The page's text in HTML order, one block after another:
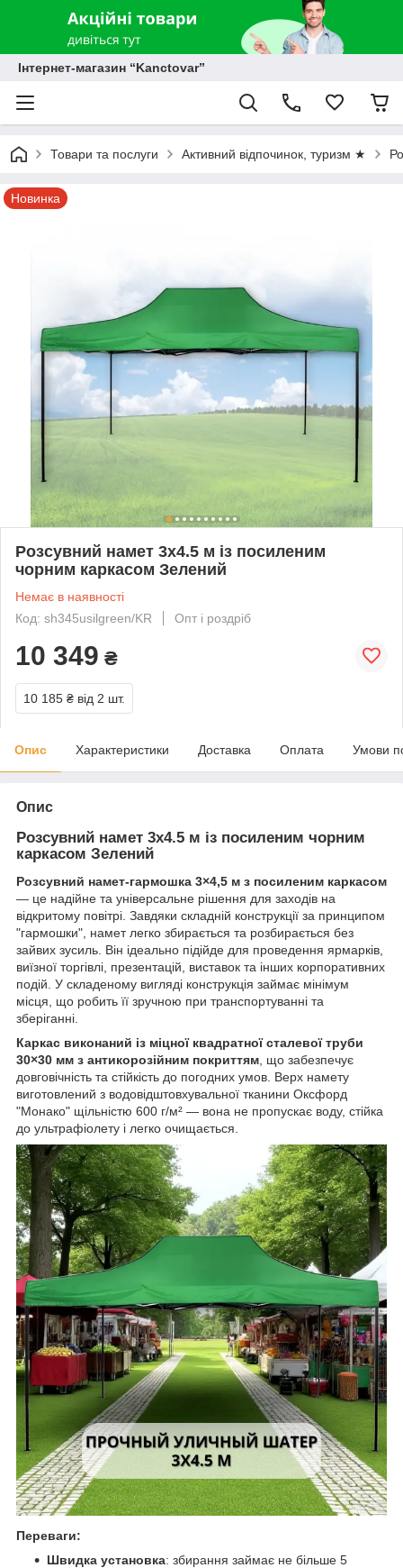
Інтернет-магазин “Kanctovar”
Товари та послуги Активний відпочинок, туризм ★
Новинка
Розсувний намет 3х4.5 м із посиленим
чорним каркасом Зелений
Немає в наявності
Код: sh345usilgreen/KR
Опт і роздріб
10 349 ₴
10 185 ₴ від 2 шт.
Опис Характеристики Доставка Оплата Умови
Опис
Розсувний намет 3х4.5 м із посиленим чорним
каркасом Зелений
Розсувний намет-гармошка 3×4,5 м з посиленим каркасом
— це надійне та універсальне рішення для заходів на
відкритому повітрі. Завдяки складній конструкції за принципом
"гармошки", намет легко збирається та розбирається без
зайвих зусиль. Він ідеально підійде для проведення ярмарків,
виїзної торгівлі, презентацій, виставок та інших корпоративних
подій. У складеному вигляді конструкція займає мінімум
місця, що робить її зручною при транспортуванні та
зберіганні.
Каркас виконаний із міцної квадратної сталевої труби
30×30 мм з антикорозійним покриттям , що забезпечує
довговічність та стійкість до погодних умов. Верх намету
виготовлений з водовідштовхувальної тканини Оксфорд
"Монако" щільністю 600 г/м² — вона не пропускає воду, стійка
до ультрафіолету і легко очищається.
Переваги:
Швидка установка: збирання займає не більше 5